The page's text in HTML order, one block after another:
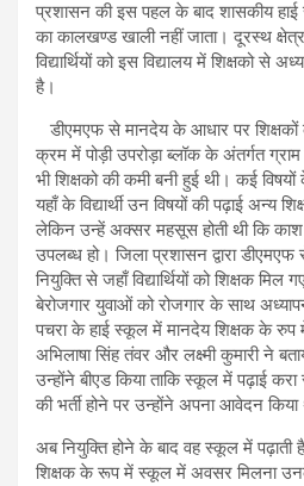
प्रशासन की इस पहल के बाद शासकीय
का कालखण्ड खाली नहीं जाता। दूरस्थ
विद्यार्थियों को इस विद्यालय में शिक्षको से
है।
डीएमएफ से मानदेय के आधार पर शिक्षकों
क्रम में पोड़ी उपरोड़ा ब्लॉक के अंतर्गत
भी शिक्षको की कमी बनी हुई थी। कई
यहाँ के विद्यार्थी उन विषयों की पढ़ाई अन्य
लेकिन उन्हें अक्सर महसूस होती थी कि काश
उपलब्ध हो। जिला प्रशासन द्वारा
नियुक्ति से जहाँ विद्यार्थियों को शिक्षक
बेरोजगार युवाओं को रोजगार के साथ
पचरा के हाई स्कूल में मानदेय शिक्षक के रुप में
अभिलाषा सिंह तंवर और लक्ष्मी कुमारी ने
उन्होंने बीएड किया ताकि स्कूल में पढ़ाई
की भर्ती होने पर उन्होंने अपना आवेदन किया
अब नियुक्ति होने के बाद वह स्कूल में पढ़ाती
शिक्षक के रूप में स्कूल में अवसर मिलना उनके